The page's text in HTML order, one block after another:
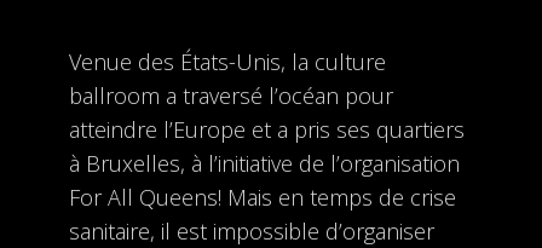
Venue des États-Unis, la culture
ballroom a traversé l’océan pour
atteindre l’Europe et a pris ses quartiers
à Bruxelles, à l’initiative de l’organisation
For All Queens! Mais en temps de crise
sanitaire, il est impossible d’organiser